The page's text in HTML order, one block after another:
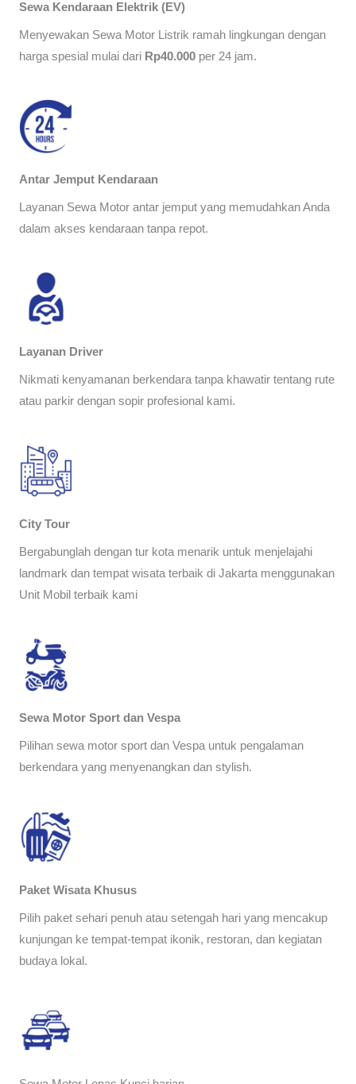
Sewa Kendaraan Elektrik (EV)
Menyewakan Sewa Motor Listrik ramah lingkungan dengan
harga spesial mulai dari Rp40.000 per 24 jam.
Antar Jemput Kendaraan
Layanan Sewa Motor antar jemput yang memudahkan Anda
dalam akses kendaraan tanpa repot.
Layanan Driver
Nikmati kenyamanan berkendara tanpa khawatir tentang rute
atau parkir dengan sopir profesional kami.
City Tour
Bergabunglah dengan tur kota menarik untuk menjelajahi
landmark dan tempat wisata terbaik di Jakarta menggunakan
Unit Mobil terbaik kami
Sewa Motor Sport dan Vespa
Pilihan sewa motor sport dan Vespa untuk pengalaman
berkendara yang menyenangkan dan stylish.
Paket Wisata Khusus
Pilih paket sehari penuh atau setengah hari yang mencakup
kunjungan ke tempat-tempat ikonik, restoran, dan kegiatan
budaya lokal.